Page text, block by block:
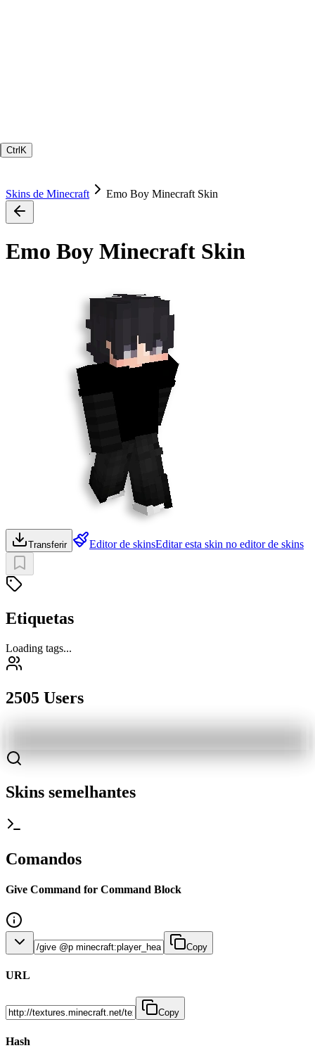
Ctrl K
Skins de Minecraft Emo Boy Minecraft Skin
Emo Boy Minecraft Skin
Transferir Editor de skinsEditar esta skin no editor de skins
Etiquetas
Loading tags...
2505 Users
Skins semelhantes
Comandos
Give Command for Command Block
Copy
URL
Copy
Hash